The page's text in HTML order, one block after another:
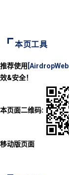
本页工具
推荐使用
效&安全！
本页面二维码:
移动版页面